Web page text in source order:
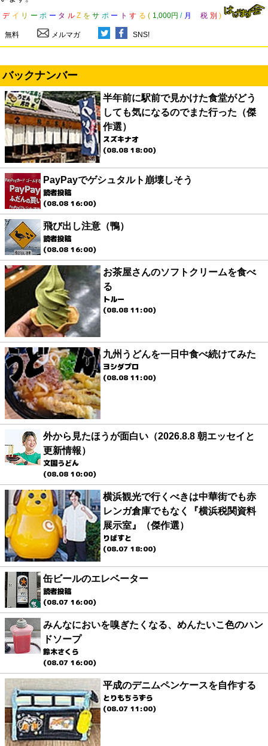
デ イ リ ー ポ ー タ ル Z を サ ポ ー ト す る ( 1,000円 / 月 税 別 )
無料 メルマガ SNS!
バックナンバー
半年前に駅前で見かけた食堂がどう
しても気になるのでまた行った（傑
作選）
スズキナオ
(08.08 18:00)
PayPayでゲシュタルト崩壊しそう
読者投稿
(08.08 16:00)
飛び出し注意（鴨）
読者投稿
(08.08 16:00)
お茶屋さんのソフトクリームを食べ
る
トルー
(08.08 11:00)
九州うどんを一日中食べ続けてみた
ヨシダプロ
(08.08 11:00)
外から見たほうが面白い（2026.8.8 朝エッセイと
更新情報）
文園うどん
(08.08 10:00)
横浜観光で行くべきは中華街でも赤
レンガ倉庫でもなく『横浜税関資料
展示室』（傑作選）
りばすと
(08.07 18:00)
缶ビールのエレベーター
読者投稿
(08.07 16:00)
みんなにおいを嗅ぎたくなる、めんたいこ色のハン
ドソープ
鈴木さくら
(08.07 16:00)
平成のデニムペンケースを自作する
とりもちうずら
(08.07 11:00)